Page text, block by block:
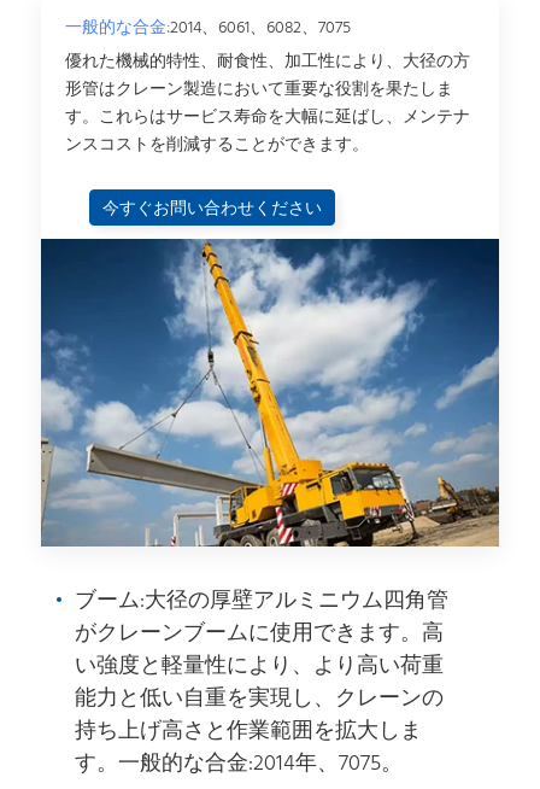
一般的な合金:2014、6061、6082、7075
優れた機械的特性、耐食性、加工性により、大径の方
形管はクレーン製造において重要な役割を果たしま
す。これらはサービス寿命を大幅に延ばし、メンテナ
ンスコストを削減することができます。
今すぐお問い合わせください
ブーム:大径の厚壁アルミニウム四角管
がクレーンブームに使用できます。高
い強度と軽量性により、より高い荷重
能力と低い自重を実現し、クレーンの
持ち上げ高さと作業範囲を拡大しま
す。一般的な合金:2014年、7075。